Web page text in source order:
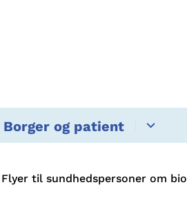
Borger og patient
Flyer til sundhedspersoner om